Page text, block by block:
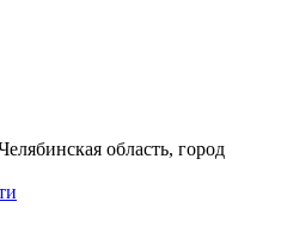
область, город